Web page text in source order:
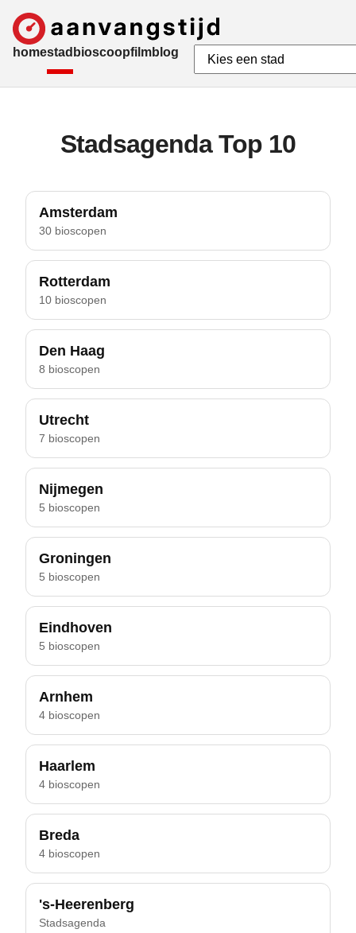
homestad bioscoopfilmblog
Stadsagenda Top 10
Amsterdam
30 bioscopen
Rotterdam
10 bioscopen
Den Haag
8 bioscopen
Utrecht
7 bioscopen
Nijmegen
5 bioscopen
Groningen
5 bioscopen
Eindhoven
5 bioscopen
Arnhem
4 bioscopen
Haarlem
4 bioscopen
Breda
4 bioscopen
's-Heerenberg
Stadsagenda